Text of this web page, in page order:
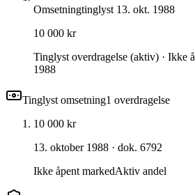
Omsetningtinglyst 13. okt. 1988
10 000 kr
Tinglyst overdragelse (aktiv) · Ikke
1988
Tinglyst omsetning1 overdragelse
10 000 kr
13. oktober 1988 · dok. 6792
Ikke åpent markedAktiv andel